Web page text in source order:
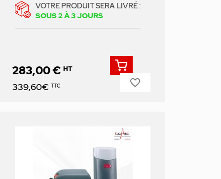
VOTRE PRODUIT SERA LIVRÉ :
SOUS 2 À 3 JOURS
Prix
283,00 € HT
339,60€ TTC favorite_border